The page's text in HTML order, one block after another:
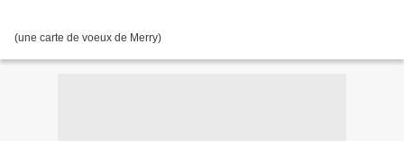
(une carte de voeux de Merry)